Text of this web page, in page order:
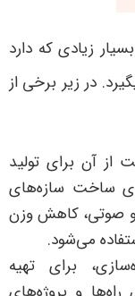
زیادی که دارد
در زیر برخی از
آن برای تولید
ساخت سازه‌های
و صوتی، کاهش وزن
می‌شود.
برای تهیه